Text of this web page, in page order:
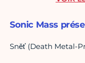
Sonic Mass
Sněť (Death Metal-